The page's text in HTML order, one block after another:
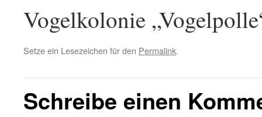
Vogelkolonie
Setze ein Lesezeichen für den Permalink.
Schreibe einen